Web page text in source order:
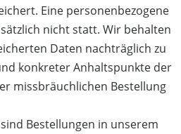
Eine personenbezogene
nicht statt. Wir behalten
Daten nachträglich zu
konkreter Anhaltspunkte der
missbräuchlichen Bestellung
Bestellungen in unserem